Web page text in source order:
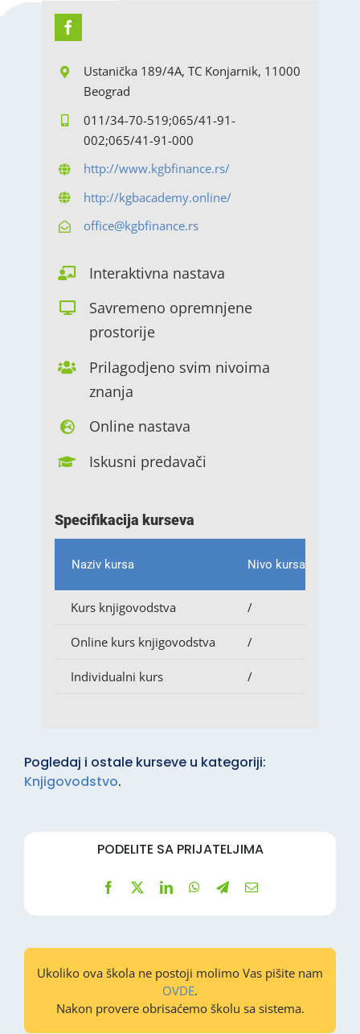
Ustanička 189/4A, TC Konjarnik, 11000
Beograd
011/34-70-519;065/41-91-
002;065/41-91-000
http://www.kgbfinance.rs/
http://kgbacademy.online/
office@kgbfinance.rs
Interaktivna nastava
Savremeno opremnjene
prostorije
Prilagodjeno svim nivoima
znanja
Online nastava
Iskusni predavači
Specifikacija kurseva
Naziv kursa Nivo kursa
Kurs knjigovodstva /
Online kurs knjigovodstva /
Individualni kurs /
Pogledaj i ostale kurseve u kategoriji:
Knjigovodstvo.
PODELITE SA PRIJATELJIMA
Ukoliko ova škola ne postoji molimo Vas pišite nam
OVDE.
Nakon provere obrisaćemo školu sa sistema.